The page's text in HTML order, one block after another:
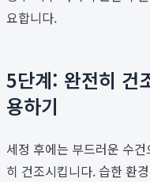
요합니다.
5단계: 완전히 건
용하기
세정 후에는 부드러운 수
히 건조시킵니다. 습한 환